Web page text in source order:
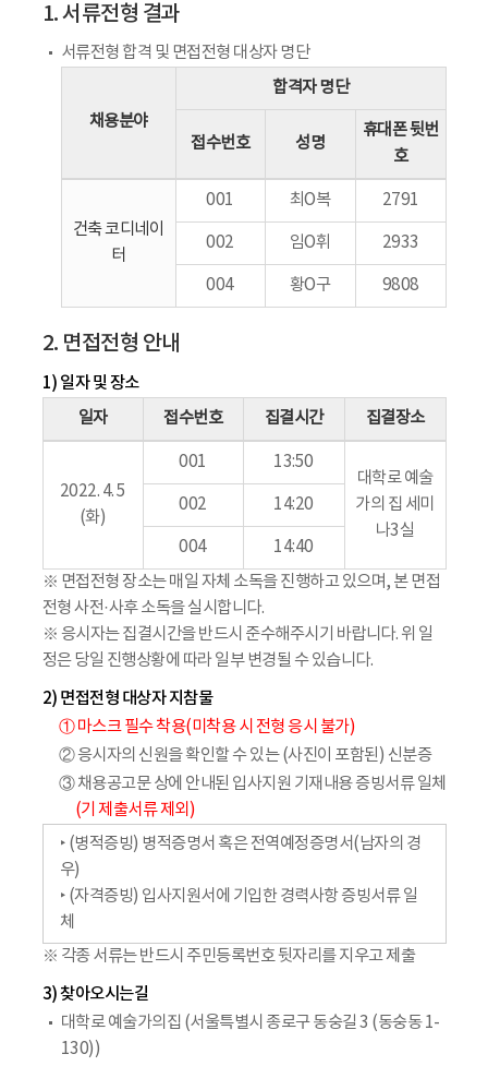
1. 서류전형 결과
서류전형 합격 및 면접전형 대상자 명단
채용분야
합격자 명단
접수번호 성명
휴대폰 뒷번
호
건축 코디네이
터
001 최O복 2791
002 임O휘 2933
004 황O구 9808
2. 면접전형 안내
1) 일자 및 장소
일자 접수번호 집결시간 집결장소
2022. 4. 5
(화)
001
13:50
대학로 예술
가의 집 세미
나3실
002 14:20
004
14:40
※ 면접전형 장소는 매일 자체 소독을 진행하고 있으며, 본 면접
전형 사전·사후 소독을 실시합니다.
※ 응시자는 집결시간을 반드시 준수해주시기 바랍니다. 위 일
정은 당일 진행상황에 따라 일부 변경될 수 있습니다.
2) 면접전형 대상자 지참물
① 마스크 필수 착용(미착용 시 전형 응시 불가)
② 응시자의 신원을 확인할 수 있는 (사진이 포함된) 신분증
③ 채용공고문 상에 안내된 입사지원 기재내용 증빙서류 일체
(기 제출서류 제외)
‣ (병적증빙) 병적증명서 혹은 전역예정증명서(남자의 경
우)
‣ (자격증빙) 입사지원서에 기입한 경력사항 증빙서류 일
체
※ 각종 서류는 반드시 주민등록번호 뒷자리를 지우고 제출
3) 찾아오시는길
대학로 예술가의집 (서울특별시 종로구 동숭길 3 (동숭동 1-
130))